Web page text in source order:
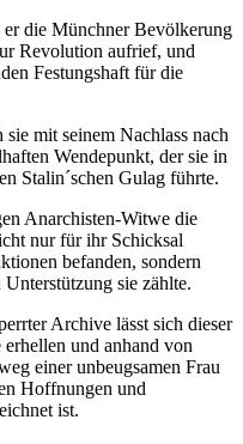
er die Münchner Bevölkerung
Revolution aufrief, und
Festungshaft für die
mit seinem Nachlass nach
Wendepunkt, der sie in
Stalin´schen Gulag führte.
Anarchisten-Witwe die
nur für ihr Schicksal
befanden, sondern
sie zählte.
Archive lässt sich dieser
und anhand von
einer unbeugsamen Frau
Hoffnungen und
ist.